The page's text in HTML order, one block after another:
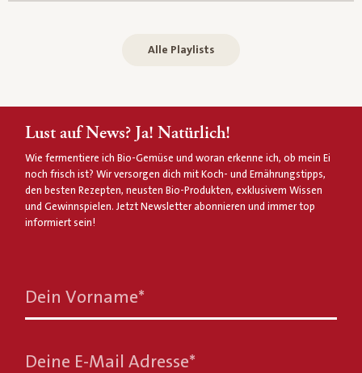
Alle Playlists
Lust auf News? Ja! Natürlich!
Wie fermentiere ich Bio-Gemüse und woran erkenne ich, ob mein Ei
noch frisch ist? Wir versorgen dich mit Koch- und Ernährungstipps,
den besten Rezepten, neusten Bio-Produkten, exklusivem Wissen
und Gewinnspielen. Jetzt Newsletter abonnieren und immer top
informiert sein!
Dein Vorname*
Deine E-Mail Adresse*